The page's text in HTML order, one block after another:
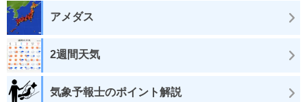
アメダス
2週間天気
気象予報士のポイント解説